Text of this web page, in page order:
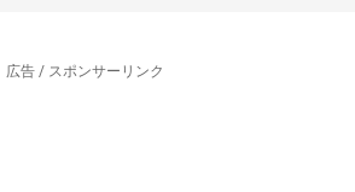
広告 / スポンサーリンク